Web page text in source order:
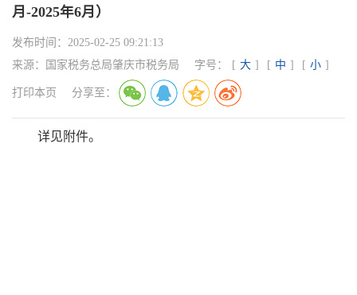
月-2025年6月）
发布时间： 2025-02-25 09:21:13
来源：
国家税务总局肇庆市税务局 字号： [ 大 ] [ 中 ] [ 小 ]
打印本页 分享至：
详见附件。